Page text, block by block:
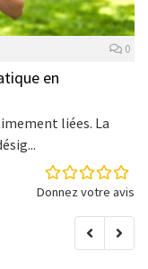
0
en
liées. La
Donnez votre avis